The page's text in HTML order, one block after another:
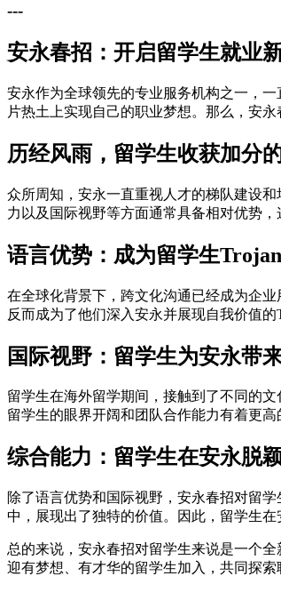
---
安永春招：开启留学生就业
安永作为全球领先的专业服务机构之一，
片热土上实现自己的职业梦想。那么，安
历经风雨，留学生收获加分
众所周知，安永一直重视人才的梯队建设
力以及国际视野等方面通常具备相对优势
语言优势：成为留学生
在全球化背景下，跨文化沟通已经成为企
反而成为了他们深入安永并展现自我价值的
国际视野：留学生为安永带
留学生在海外留学期间，接触到了不同的
留学生的眼界开阔和团队合作能力有着更
综合能力：留学生在安永脱
除了语言优势和国际视野，安永春招对留
中，展现出了独特的价值。因此，留学生
总的来说，安永春招对留学生来说是一个
迎有梦想、有才华的留学生加入，共同探索